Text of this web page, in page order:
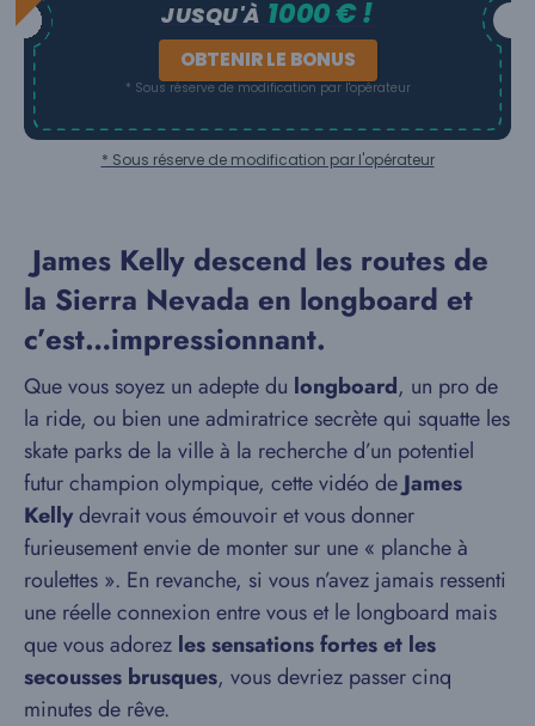
JUSQU'À 1000 € !
OBTENIR LE BONUS
* Sous réserve de modification par l'opérateur
* Sous réserve de modification par l'opérateur
James Kelly descend les routes de
la Sierra Nevada en longboard et
c’est…impressionnant.
Que vous soyez un adepte du longboard, un pro de
la ride, ou bien une admiratrice secrète qui squatte les
skate parks de la ville à la recherche d’un potentiel
futur champion olympique, cette vidéo de James
Kellydevrait vous émouvoir et vous donner
furieusement envie de monter sur une « planche à
roulettes ». En revanche, si vous n’avez jamais ressenti
une réelle connexion entre vous et le longboard mais
que vous adorez les sensations fortes et les
secousses brusques, vous devriez passer cinq
minutes de rêve.